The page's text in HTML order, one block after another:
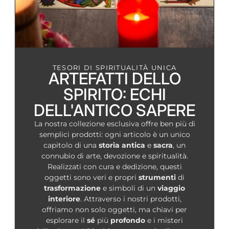
TESORI DI SPIRITUALITÀ UNICA
ARTEFATTI DELLO
SPIRITO: ECHI
DELL'ANTICO SAPERE
La nostra collezione esclusiva offre ben più di
semplici prodotti: ogni articolo è un unico
capitolo di una storia antica e sacra, un
connubio di arte, devozione e spiritualità.
Realizzati con cura e dedizione, questi
oggetti sono veri e propri strumenti di
trasformazione e simboli di un viaggio
interiore. Attraverso i nostri prodotti,
offriamo non solo oggetti, ma chiavi per
esplorare il sé più profondo e i misteri